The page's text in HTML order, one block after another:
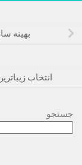
بهینه
انتخاب
جستجو